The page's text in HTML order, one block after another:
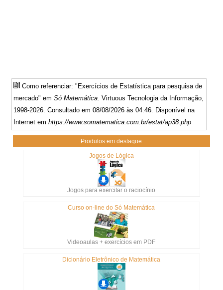
Como referenciar: "Exercícios de Estatística para pesquisa de
mercado" emSó Matemática. Virtuous Tecnologia da Informação,
1998-2026. Consultado em 08/08/2026 às 04:46. Disponível na
Internet emhttps://www.somatematica.com.br/estat/ap38.php
Produtos em destaque
Jogos de Lógica
Jogos para exercitar o raciocínio
Curso on-line do Só Matemática
Videoaulas + exercícios em PDF
Dicionário Eletrônico de Matemática